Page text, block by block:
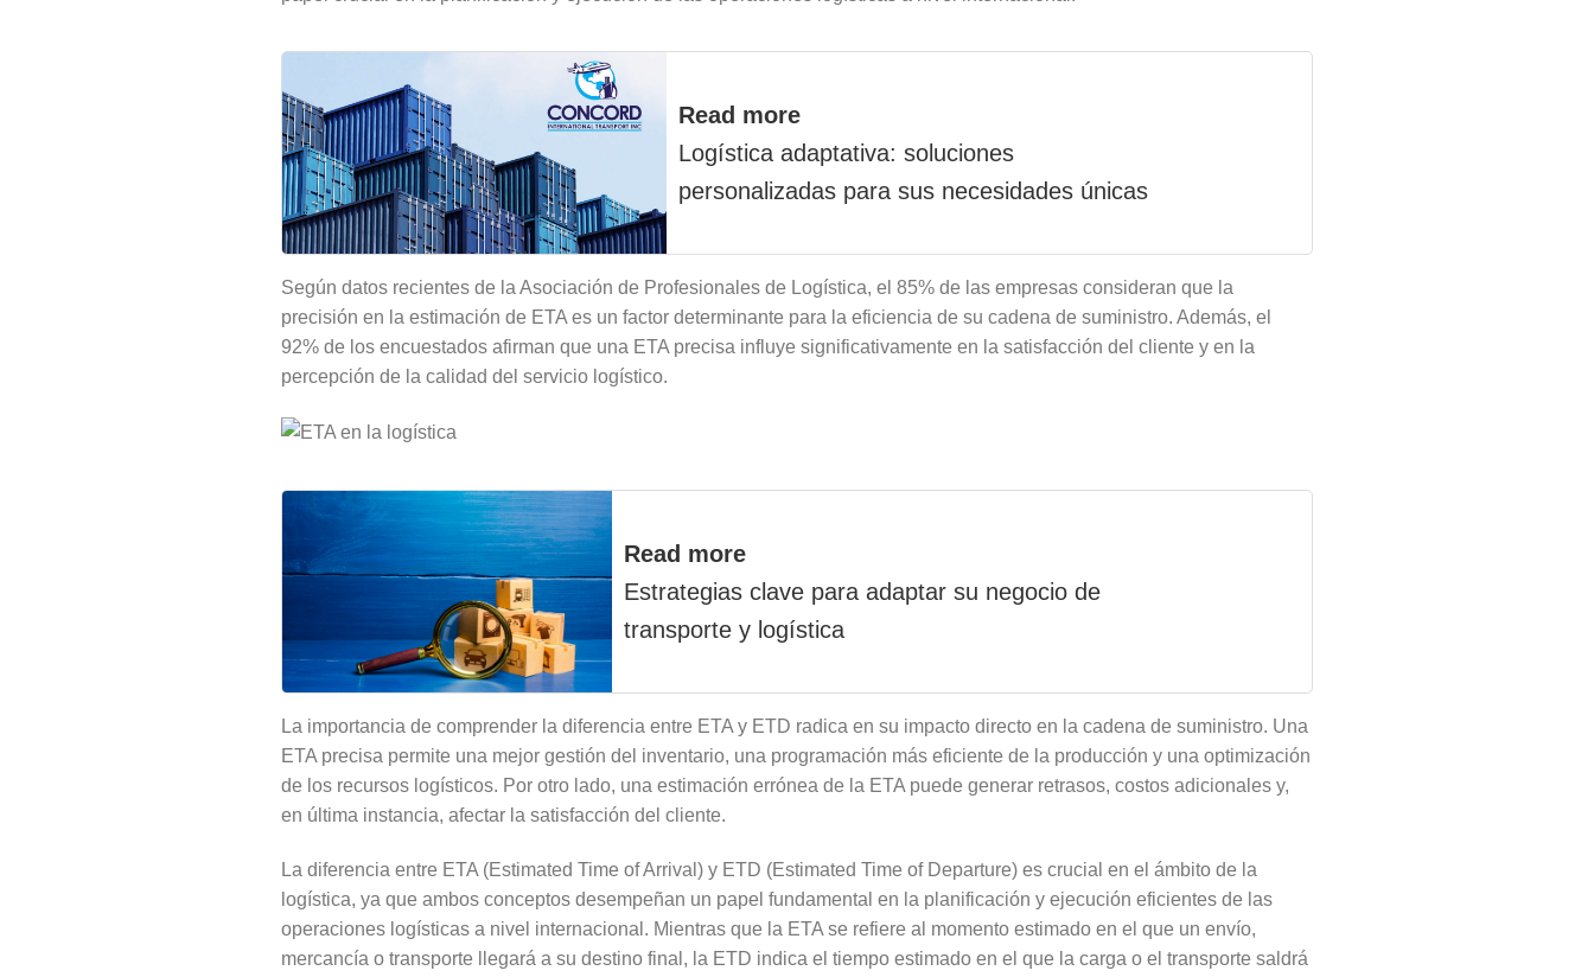
Read more
Logística adaptativa: soluciones
personalizadas para sus necesidades únicas
Según datos recientes de la Asociación de Profesionales de Logística, el 85% de las empresas consideran que la
precisión en la estimación de ETA es un factor determinante para la eficiencia de su cadena de suministro. Además, el
92% de los encuestados afirman que una ETA precisa influye significativamente en la satisfacción del cliente y en la
percepción de la calidad del servicio logístico.
Read more
Estrategias clave para adaptar su negocio de
transporte y logística
La importancia de comprender la diferencia entre ETA y ETD radica en su impacto directo en la cadena de suministro. Una
ETA precisa permite una mejor gestión del inventario, una programación más eficiente de la producción y una optimización
de los recursos logísticos. Por otro lado, una estimación errónea de la ETA puede generar retrasos, costos adicionales y,
en última instancia, afectar la satisfacción del cliente.
La diferencia entre ETA (Estimated Time of Arrival) y ETD (Estimated Time of Departure) es crucial en el ámbito de la
logística, ya que ambos conceptos desempeñan un papel fundamental en la planificación y ejecución eficientes de las
operaciones logísticas a nivel internacional. Mientras que la ETA se refiere al momento estimado en el que un envío,
mercancía o transporte llegará a su destino final, la ETD indica el tiempo estimado en el que la carga o el transporte saldrá